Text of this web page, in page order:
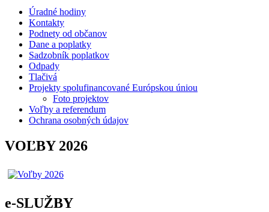
Úradné hodiny
Kontakty
Podnety od občanov
Dane a poplatky
Sadzobník poplatkov
Odpady
Tlačivá
Projekty spolufinancované Európskou úniou
Foto projektov
Voľby a referendum
Ochrana osobných údajov
VOĽBY 2026
e-SLUŽBY